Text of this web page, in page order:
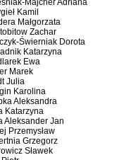
Majcher Adriana
Kamil
Małgorzata
Zachar
Świerniak Dorota
Katarzyna
Ewa
Marek
Julia
Karolina
Aleksandra
Katarzyna
Aleksander Jan
Przemysław
Grzegorz
Sławek